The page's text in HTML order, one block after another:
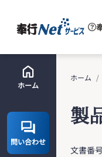
ホーム
問い合わせ
ホーム
製
文書番